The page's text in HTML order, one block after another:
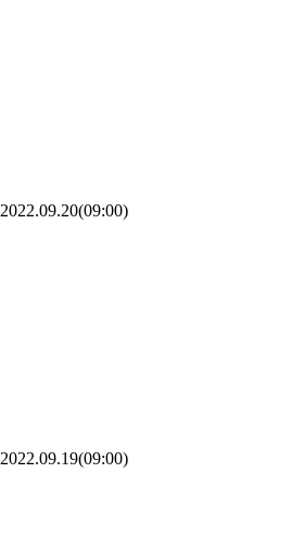
2022.09.20(09:00)
2022.09.19(09:00)